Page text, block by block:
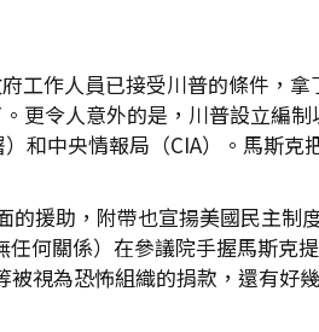
工作人員已接受川普的條件，拿
更令人意外的是，川普設立編制
和中央情報局（CIA）。馬斯克
的援助，附帶也宣揚美國民主制
何關係）在參議院手握馬斯克
視為恐怖組織的捐款，還有好